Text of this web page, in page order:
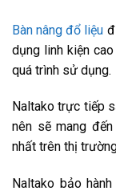
Bàn nâng đổ liệu
dụng linh kiện
quá trình sử dụng.
Naltako trực tiếp
nên sẽ mang
nhất trên thị
Naltako bảo